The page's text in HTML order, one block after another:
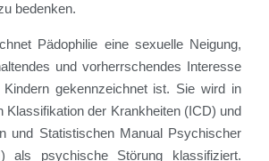
bedenken.
Pädophilie eine sexuelle Neigung,
und vorherrschendes Interesse
Kindern gekennzeichnet ist. Sie wird in
Klassifikation der Krankheiten (ICD) und
und Statistischen Manual Psychischer
als psychische Störung klassifiziert.